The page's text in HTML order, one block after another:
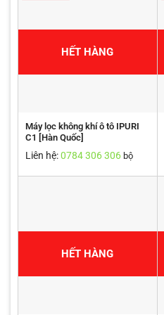
HẾT HÀNG
Máy lọc không khí ô tô IPURI
C1 [Hàn Quốc]
Liên hệ:0784 306 306 bộ
HẾT HÀNG